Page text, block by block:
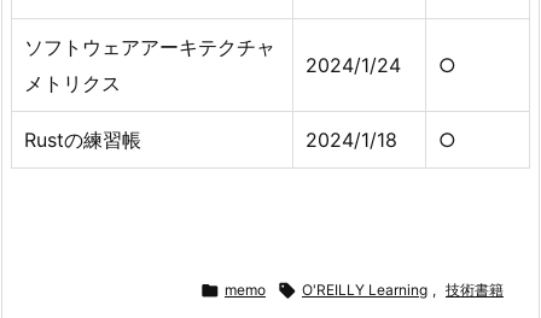
ソフトウェアアーキテクチャ
メトリクス
2024/1/24 ○
Rustの練習帳 2024/1/18 ○
 memo  O'REILLY Learning , 技術書籍